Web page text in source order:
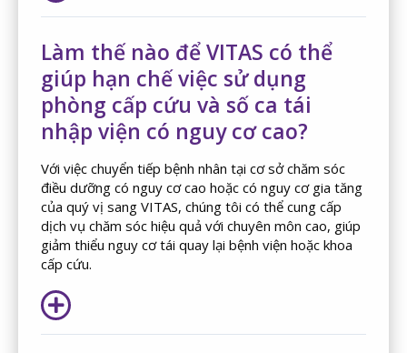
Làm thế nào để VITAS có thể
giúp hạn chế việc sử dụng
phòng cấp cứu và số ca tái
nhập viện có nguy cơ cao?
Với việc chuyển tiếp bệnh nhân tại cơ sở chăm sóc
điều dưỡng có nguy cơ cao hoặc có nguy cơ gia tăng
của quý vị sang VITAS, chúng tôi có thể cung cấp
dịch vụ chăm sóc hiệu quả với chuyên môn cao, giúp
giảm thiểu nguy cơ tái quay lại bệnh viện hoặc khoa
cấp cứu.